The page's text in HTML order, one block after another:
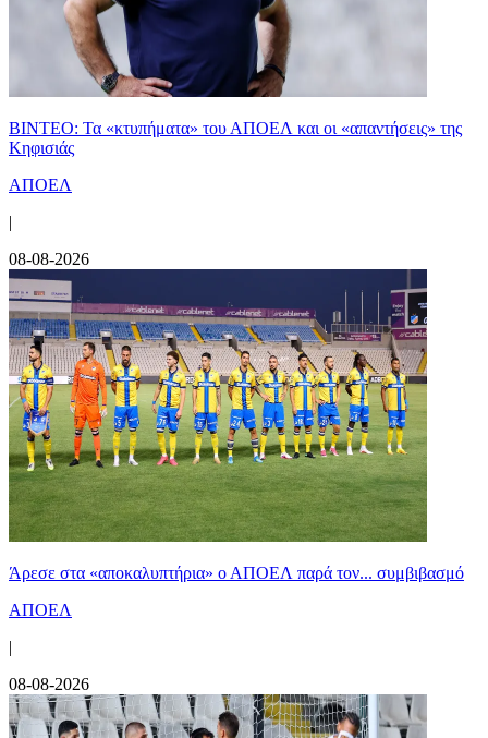
ΒΙΝΤΕΟ: Τα «κτυπήματα» του ΑΠΟΕΛ και οι «απαντήσεις» της
Κηφισιάς
ΑΠΟΕΛ
|
08-08-2026
Άρεσε στα «αποκαλυπτήρια» ο ΑΠΟΕΛ παρά τον... συμβιβασμό
ΑΠΟΕΛ
|
08-08-2026